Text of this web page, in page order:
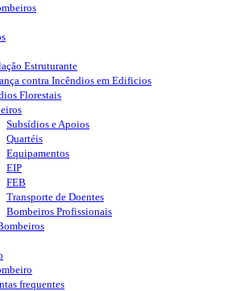
Estruturante
contra Incêndios em Edificios
Florestais
Subsídios e Apoios
Quartéis
Equipamentos
EIP
FEB
Transporte de Doentes
Bombeiros Profissionais
frequentes